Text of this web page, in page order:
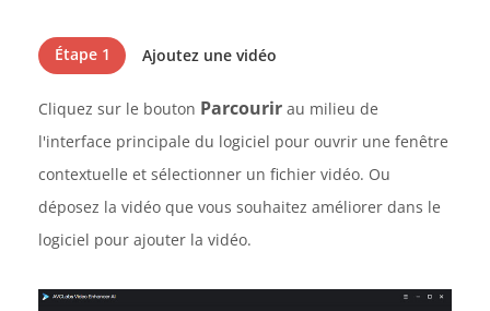
Étape 1 Ajoutez une vidéo
Cliquez sur le bouton Parcourir au milieu de
l'interface principale du logiciel pour ouvrir une fenêtre
contextuelle et sélectionner un fichier vidéo. Ou
déposez la vidéo que vous souhaitez améliorer dans le
logiciel pour ajouter la vidéo.